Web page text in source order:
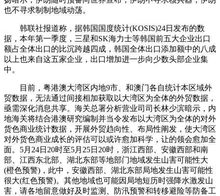
也不寻求制制地域动荡。
韩联社报道称，据韩国国度统计(KOSIS)24日发布的数
据，本年第一季度，三星和SK海力士等韩国前五大企业出口
额占全体出口的比沉跨越四成，韩国全体出口添加额中的八成
以上也来自这五家企业，出口增加进一步向少数头部企业集
中。
目前，粤港澳大湾区内地9市、和澳门各自统计本区域外
贸数据，无法通过间接相加获取以大湾区为全体的外贸数据，
亟需深化消息共享。海关总署分析营业司司长林少滨暗示，内
地海关将结合港澳研究编制并当令发布以大湾区为全体的对外
货色商业统计数据，开展外贸趋向性、布局性阐发，使大湾区
对外货色商业成长的评估可以或许愈加科学，让的领会愈加全
面。5月24日20时至5月25日20时，浙江西部、安徽西部和南
部、江西东北部、湖北东部等地部门地域发生山害可能性大
(橙色预警)，此中，安徽西部、湖北东部局地发生山害可能性
很大(红色预警)。其他地域也可能因局地短历时强降水激发山
害，请各地留意做好及时监测、防汛预警和转移避险等防备工